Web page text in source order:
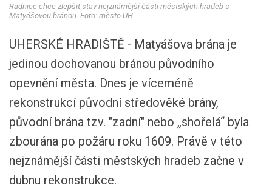
Radnice chce zlepšit stav nejznámější části městských hradeb s
Matyášovou bránou. Foto: město UH
UHERSKÉ HRADIŠTĚ - Matyášova brána je
jedinou dochovanou bránou původního
opevnění města. Dnes je víceméně
rekonstrukcí původní středověké brány,
původní brána tzv. "zadní" nebo „shořelá“ byla
zbourána po požáru roku 1609. Právě v této
nejznámější části městských hradeb začne v
dubnu rekonstrukce.